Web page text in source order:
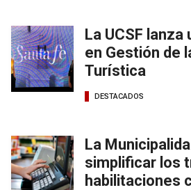
La UCSF
en Gestión de
Turística
DESTACADOS
La
simplificar los
habilitaciones